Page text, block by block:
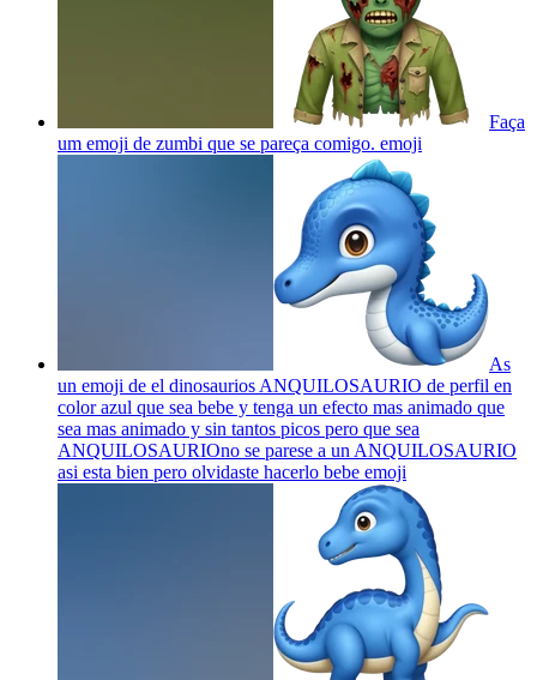
Faça
um emoji de zumbi que se pareça comigo. emoji
As
un emoji de el dinosaurios ANQUILOSAURIO de perfil en
color azul que sea bebe y tenga un efecto mas animado que
sea mas animado y sin tantos picos pero que sea
ANQUILOSAURIOno se parese a un ANQUILOSAURIO
asi esta bien pero olvidaste hacerlo bebe emoji